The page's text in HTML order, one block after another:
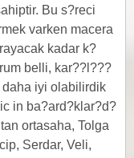
Bu s?reci
varken macera
kadar k?
belli, kar??l???
iyi olabilirdik
in ba?ard?klar?d?
ortasaha, Tolga
Serdar, Veli,